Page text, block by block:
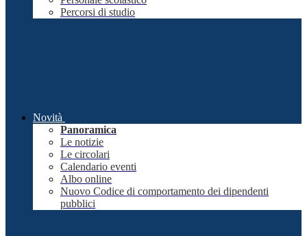
Percorsi di studio
Novità
Panoramica
Le notizie
Le circolari
Calendario eventi
Albo online
Nuovo Codice di comportamento dei dipendenti
pubblici